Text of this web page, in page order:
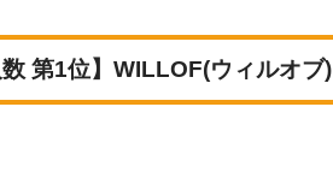
数 第1位】WILLOF(ウィルオブ)